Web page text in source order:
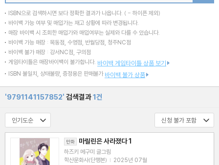
ISBN으로 검색하시면 보다 정확한 결과가 나옵니다. ( - 하이픈 제외)
바이백 가능 여부 및 매입가는 재고 상황에 따라 변경됩니다.
매장 바이백 시 조회한 매입가와 매입여부는 실제와 다를 수 있습니다.
바이백 가능 매장 : 목동점, 수영점, 반월당점, 청주NC점
바이백 불가 매장 : 강서NC점, 구의점
게임타이틀은 매장바이백이 불가합니다. 바이백 게임타이틀 상품 보기
ISBN 불일치, 상태불량, 증정용은 판매불가 바이백 불가 상품
'9791141157852' 검색결과1건
만화 마릴린은 사라졌다 1
하즈키 메구미 글그림
학산문화사(단행본) | 2025년 07월